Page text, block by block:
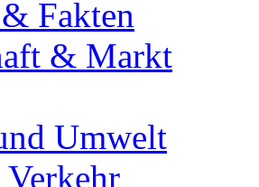
Fakten
& Markt
Umwelt